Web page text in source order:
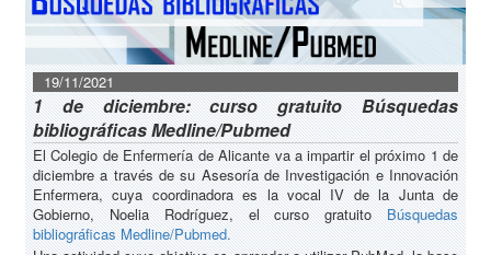
19/11/2021
1 de diciembre: curso gratuito Búsquedas
bibliográficas Medline/Pubmed
El Colegio de Enfermería de Alicante va a impartir el próximo 1 de
diciembre a través de su Asesoría de Investigación e Innovación
Enfermera, cuya coordinadora es la vocal IV de la Junta de
Gobierno, Noelia Rodríguez, el curso gratuito Búsquedas
bibliográficas Medline/Pubmed.